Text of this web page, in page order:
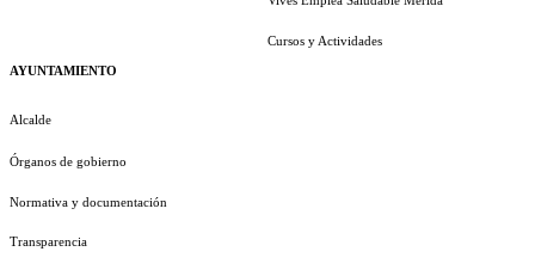
AYUNTAMIENTO
Alcalde
Órganos de gobierno
Normativa y documentación
Transparencia
Cursos y Actividades